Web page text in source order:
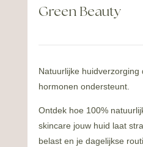
Green Beauty
Natuurlijke huidverzorging
hormonen ondersteunt.
Ontdek hoe 100%
skincare jouw huid laat
belast en je dagelijkse